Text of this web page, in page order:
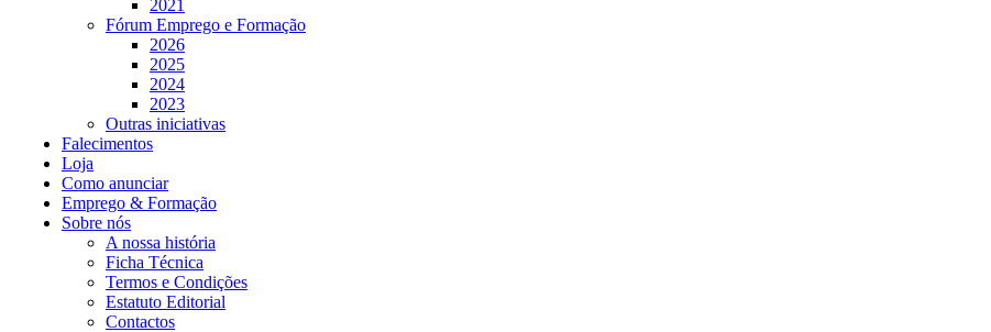
2021
Fórum Emprego e Formação
2026
2025
2024
2023
Outras iniciativas
Falecimentos
Loja
Como anunciar
Emprego & Formação
Sobre nós
A nossa história
Ficha Técnica
Termos e Condições
Estatuto Editorial
Contactos